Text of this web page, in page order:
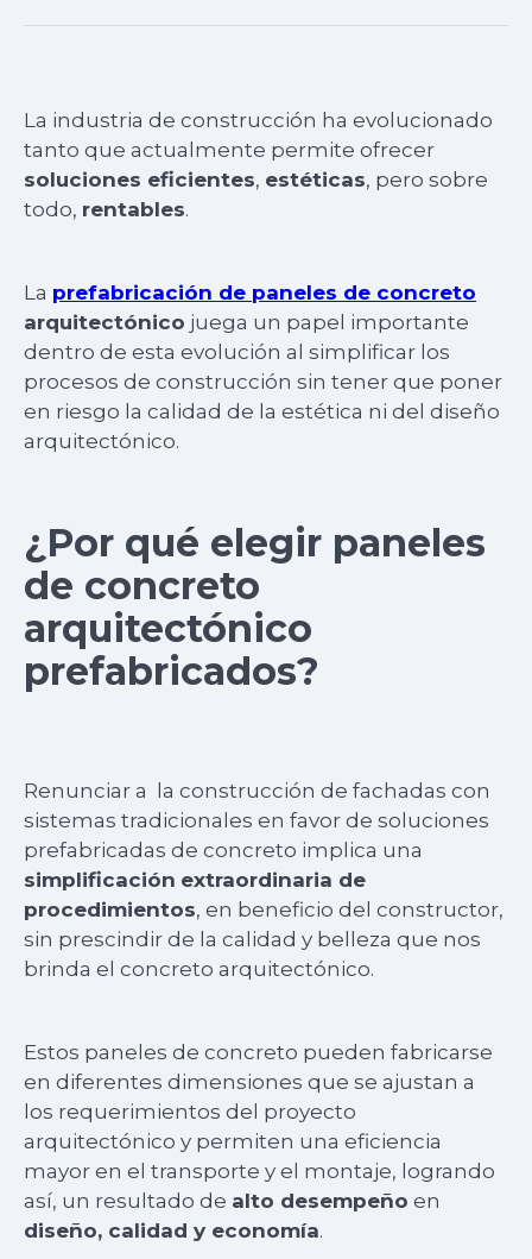
La industria de construcción ha evolucionado
tanto que actualmente permite ofrecer
soluciones eficientes, estéticas, pero sobre
todo, rentables.
La prefabricación de paneles de concreto
arquitectónico juega un papel importante
dentro de esta evolución al simplificar los
procesos de construcción sin tener que poner
en riesgo la calidad de la estética ni del diseño
arquitectónico.
¿Por qué elegir paneles
de concreto
arquitectónico
prefabricados?
Renunciar a la construcción de fachadas con
sistemas tradicionales en favor de soluciones
prefabricadas de concreto implica una
simplificación extraordinaria de
procedimientos, en beneficio del constructor,
sin prescindir de la calidad y belleza que nos
brinda el concreto arquitectónico.
Estos paneles de concreto pueden fabricarse
en diferentes dimensiones que se ajustan a
los requerimientos del proyecto
arquitectónico y permiten una eficiencia
mayor en el transporte y el montaje, logrando
así, un resultado de alto desempeño en
diseño, calidad y economía.